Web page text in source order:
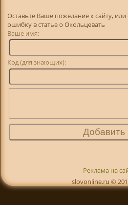
Оставьте Ваше пожелание к сайту,
ошибку в статье о Окольцевать
Ваше имя:
Код (для знающих):
Реклама на
slovonline.ru ©